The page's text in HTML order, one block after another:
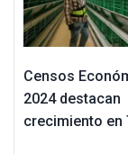
Censos
2024 destacan
crecimiento en